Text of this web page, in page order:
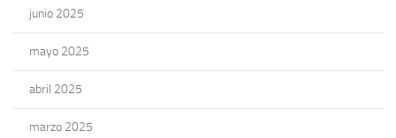
junio 2025
mayo 2025
abril 2025
marzo 2025